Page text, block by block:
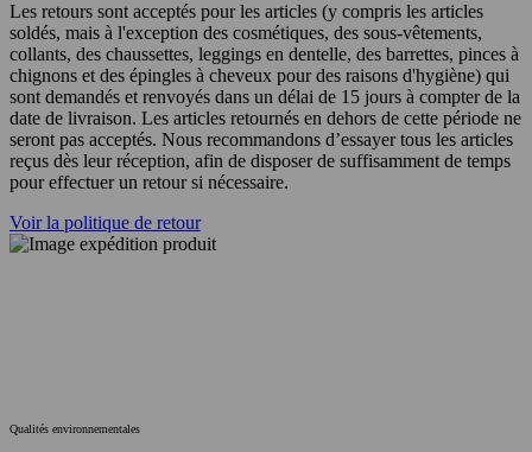
Les retours sont acceptés pour les articles (y compris les articles
soldés, mais à l'exception des cosmétiques, des sous-vêtements,
collants, des chaussettes, leggings en dentelle, des barrettes, pinces à
chignons et des épingles à cheveux pour des raisons d'hygiène) qui
sont demandés et renvoyés dans un délai de 15 jours à compter de la
date de livraison. Les articles retournés en dehors de cette période ne
seront pas acceptés. Nous recommandons d’essayer tous les articles
reçus dès leur réception, afin de disposer de suffisamment de temps
pour effectuer un retour si nécessaire.
Voir la politique de retour
Qualités environnementales